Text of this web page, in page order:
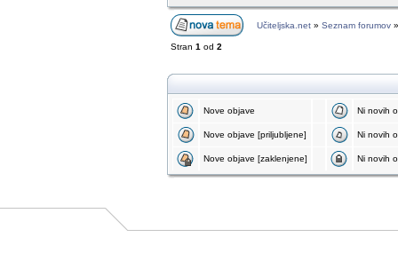
Učiteljska.net » Seznam forumov
Stran 1 od 2
Nove objave Ni novih
Nove objave [priljubljene] Ni novih
Nove objave [zaklenjene] Ni novih